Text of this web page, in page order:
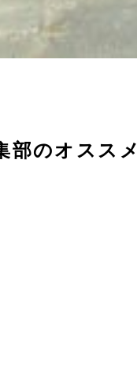
部のオススメ